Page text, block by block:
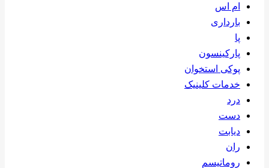
ام اس
بارداری
پا
پارکینسون
پوکی استخوان
خدمات کلینیک
درد
دست
دیابت
ران
روماتیسم